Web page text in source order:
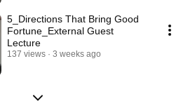
5_Directions That Bring Good
Fortune_External Guest
Lecture
137 views 3 weeks ago